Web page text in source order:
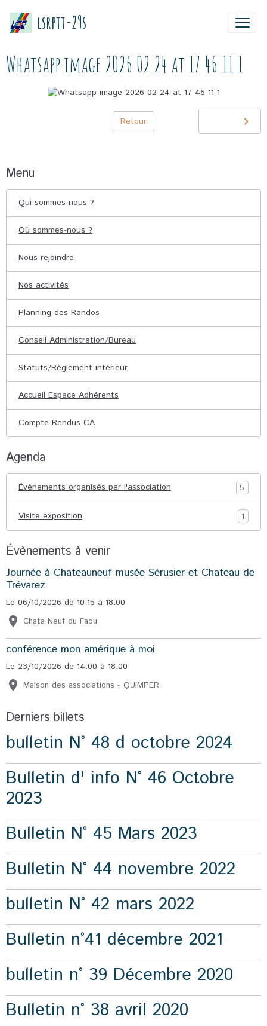
lsrptt-29s
Whatsapp image 2026 02 24 at 17 46 11 1
Retour
Menu
Qui sommes-nous ?
Où sommes-nous ?
Nous rejoindre
Nos activités
Planning des Randos
Conseil Administration/Bureau
Statuts/Règlement intérieur
Accueil Espace Adhérents
Compte-Rendus CA
Agenda
Événements organisés par l'association 5
Visite exposition 1
Évènements à venir
Journée à Chateauneuf musée Sérusier et Chateau de
Trévarez
Le 06/10/2026 de 10:15 à 18:00
Chata Neuf du Faou
conférence mon amérique à moi
Le 23/10/2026 de 14:00 à 18:00
Maison des associations - QUIMPER
Derniers billets
bulletin N° 48 d octobre 2024
Bulletin d' info N° 46 Octobre
2023
Bulletin N° 45 Mars 2023
Bulletin N° 44 novembre 2022
bulletin N° 42 mars 2022
Bulletin n°41 décembre 2021
bulletin n° 39 Décembre 2020
Bulletin n° 38 avril 2020